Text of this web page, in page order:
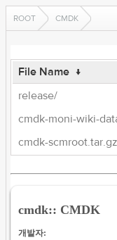
ROOT CMDK
File Name ↓
release/
cmdk-moni-wiki-
cmdk-scmroot.tar.gz
cmdk:: CMDK
개발자: